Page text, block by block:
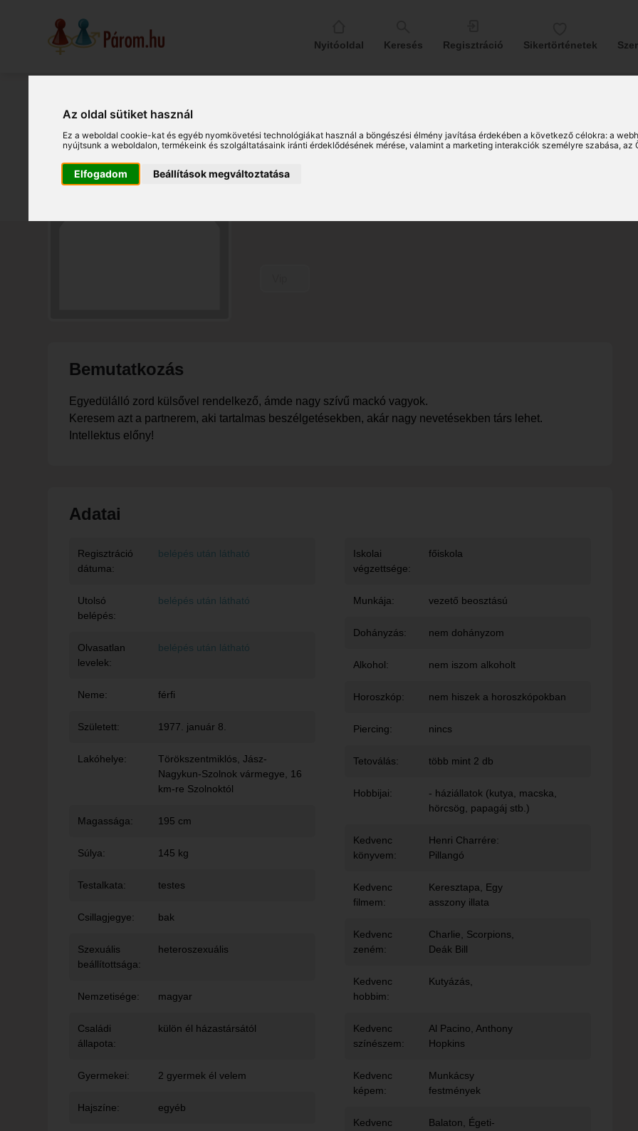
Az oldal sütiket használ
Ez a weboldal cookie-kat és egyéb nyomkövetési technológiákat használ a böngészési élmény javítása érdekében a következő célokra:a
nyújtsunk a weboldalon,termékeink és szolgáltatásaink iránti érdeklődésének mérése, valamint a marketing interakciók személyre szabása,az
Elfogadom Beállítások megváltoztatása
Nyitóoldal Keresés Regisztráció Sikertörténetek
Attila (49)
Bemutatkozás
Egyedülálló zord külsővel rendelkező, ámde nagy szívű mackó vagyok.
Keresem azt a partnerem, aki tartalmas beszélgetésekben, akár nagy nevetésekben társ lehet.
Intellektus előny!
Adatai
Regisztráció
dátuma:
belépés után látható
Utolsó
belépés:
belépés után látható
Olvasatlan
levelek:
belépés után látható
Neme: férfi
Született: 1977. január 8.
Lakóhelye: Törökszentmiklós , Jász-
Nagykun-Szolnok vármegye, 16
km-re Szolnoktól
Magassága: 195 cm
Súlya: 145 kg
Testalkata: testes
Csillagjegye: bak
Szexuális
beállítottsága:
heteroszexuális
Nemzetisége: magyar
Családi
állapota:
külön él házastársától
Gyermekei: 2 gyermek él velem
Hajszíne: egyéb
Iskolai
végzettsége:
főiskola
Munkája: vezető beosztású
Dohányzás: nem dohányzom
Alkohol: nem iszom alkoholt
Horoszkóp: nem hiszek a horoszkópokban
Piercing: nincs
Tetoválás: több mint 2 db
Hobbijai:
- háziállatok (kutya, macska,
hörcsög, papagáj stb.)
Kedvenc
könyvem:
Henri Charrére:
Pillangó
Kedvenc
filmem:
Keresztapa, Egy
asszony illata
Kedvenc
zeném:
Charlie, Scorpions,
Deák Bill
Kedvenc
hobbim:
Kutyázás,
Kedvenc
színészem:
Al Pacino, Anthony
Hopkins
Kedvenc
képem:
Munkácsy
festmények
Kedvenc
Balaton, Égeti-